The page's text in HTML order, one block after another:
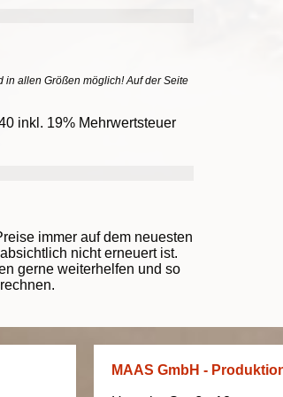
in allen Größen möglich! Auf der Seite
inkl. 19% Mehrwertsteuer
immer auf dem neuesten
nicht erneuert ist.
gerne weiterhelfen und so
MAAS GmbH -